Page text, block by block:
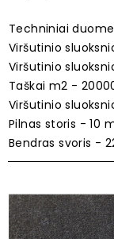
Techniniai
Viršutinio
Viršutinio
Taškai m2 -
Viršutinio
Pilnas storis - 10
Bendras svoris -